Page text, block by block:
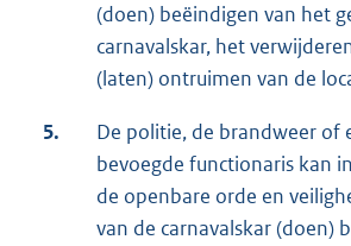
(doen) beëindigen van het
carnavalskar, het
(laten) ontruimen van de
5.
De politie, de brandweer of
bevoegde functionaris kan
de openbare orde en
van de carnavalskar (doen)